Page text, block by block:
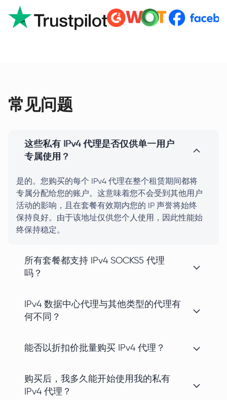
常见问题
这些私有 IPv4 代理是否仅供单一用户
专属使用？
是的。您购买的每个 IPv4 代理在整个租赁期间都将
专属分配给您的账户。这意味着您不会受到其他用户
活动的影响，且在套餐有效期内您的 IP 声誉将始终
保持良好。由于该地址仅供您个人使用，因此性能始
终保持稳定。
所有套餐都支持 IPv4 SOCKS5 代理
吗？
IPv4 数据中心代理与其他类型的代理有
何不同？
能否以折扣价批量购买 IPv4 代理？
购买后，我多久能开始使用我的私有
IPv4 代理？